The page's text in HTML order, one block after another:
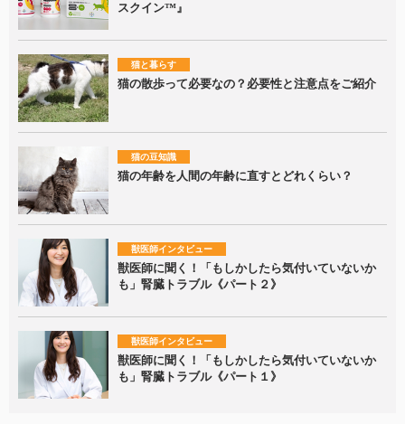
スクイン™』
猫と暮らす
猫の散歩って必要なの？必要性と注意点をご紹介
猫の豆知識
猫の年齢を人間の年齢に直すとどれくらい？
獣医師インタビュー
獣医師に聞く！「もしかしたら気付いていないか
も」腎臓トラブル《パート２》
獣医師インタビュー
獣医師に聞く！「もしかしたら気付いていないか
も」腎臓トラブル《パート１》